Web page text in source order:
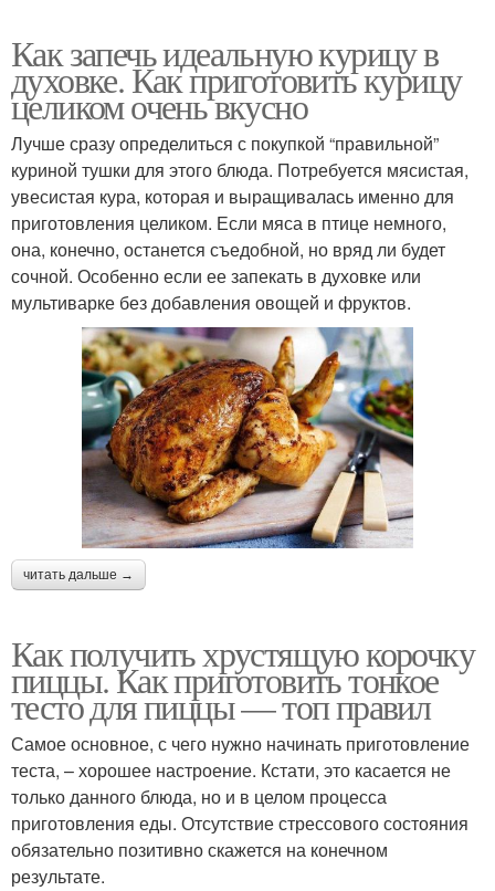
Как запечь идеальную курицу в
духовке. Как приготовить курицу
целиком очень вкусно
Лучше сразу определиться с покупкой “правильной”
куриной тушки для этого блюда. Потребуется мясистая,
увесистая кура, которая и выращивалась именно для
приготовления целиком. Если мяса в птице немного,
она, конечно, останется съедобной, но вряд ли будет
сочной. Особенно если ее запекать в духовке или
мультиварке без добавления овощей и фруктов.
читать дальше →
Как получить хрустящую корочку
пиццы. Как приготовить тонкое
тесто для пиццы — топ правил
Самое основное, с чего нужно начинать приготовление
теста, – хорошее настроение. Кстати, это касается не
только данного блюда, но и в целом процесса
приготовления еды. Отсутствие стрессового состояния
обязательно позитивно скажется на конечном
результате.